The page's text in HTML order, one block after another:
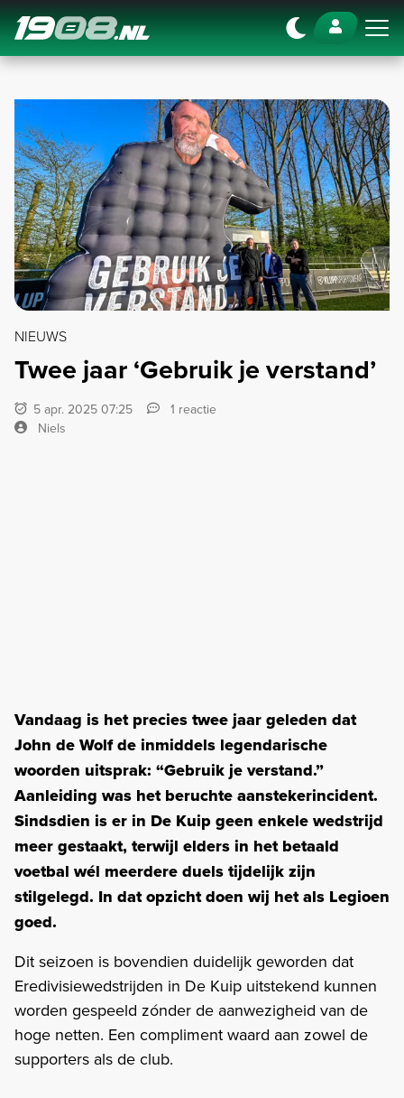
Navigation
NIEUWS
Twee jaar ‘Gebruik je verstand’
5 apr. 2025 07:25
1 reactie
Niels
Vandaag is het precies twee jaar geleden dat
John de Wolf de inmiddels legendarische
woorden uitsprak: “Gebruik je verstand.”
Aanleiding was het beruchte aanstekerincident.
Sindsdien is er in De Kuip geen enkele wedstrijd
meer gestaakt, terwijl elders in het betaald
voetbal wél meerdere duels tijdelijk zijn
stilgelegd. In dat opzicht doen wij het als Legioen
goed.
Dit seizoen is bovendien duidelijk geworden dat
Eredivisiewedstrijden in De Kuip uitstekend kunnen
worden gespeeld zónder de aanwezigheid van de
hoge netten. Een compliment waard aan zowel de
supporters als de club.